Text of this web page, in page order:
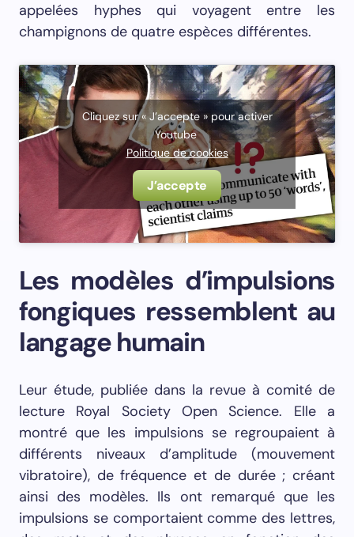
appelées hyphes qui voyagent entre les
champignons de quatre espèces différentes.
Cliquez sur « J’accepte » pour activer
Youtube
Politique de cookies
J’accepte
Les modèles d’impulsions
fongiques ressemblent au
langage humain
Leur étude, publiée dans la revue à comité de
lecture Royal Society Open Science. Elle a
montré que les impulsions se regroupaient à
différents niveaux d’amplitude (mouvement
vibratoire), de fréquence et de durée ; créant
ainsi des modèles. Ils ont remarqué que les
impulsions se comportaient comme des lettres,